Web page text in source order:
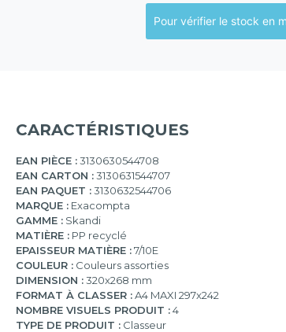
CARACTÉRISTIQUES
EAN PIÈCE :3130630544708
EAN CARTON :3130631544707
EAN PAQUET :3130632544706
MARQUE : Exacompta
GAMME : Skandi
MATIÈRE : PP recyclé
EPAISSEUR MATIÈRE :7/10E
COULEUR : Couleurs assorties
DIMENSION :320x268 mm
FORMAT À CLASSER :A4 MAXI 297x242
NOMBRE VISUELS PRODUIT :4
TYPE DE PRODUIT : Classeur